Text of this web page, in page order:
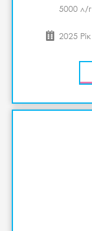
5000 л/г
2025 Рік